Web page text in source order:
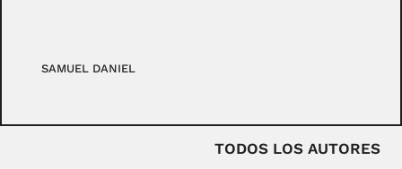
SAMUEL DANIEL
TODOS LOS AUTORES